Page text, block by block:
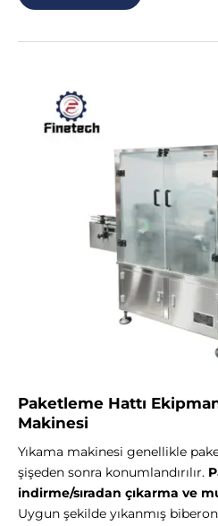
Paketleme Hattı
Makinesi
Yıkama makinesi genellikle
şişeden sonra konumlandırılır.
indirme/sıradan çıkarma ve
Uygun şekilde yıkanmış